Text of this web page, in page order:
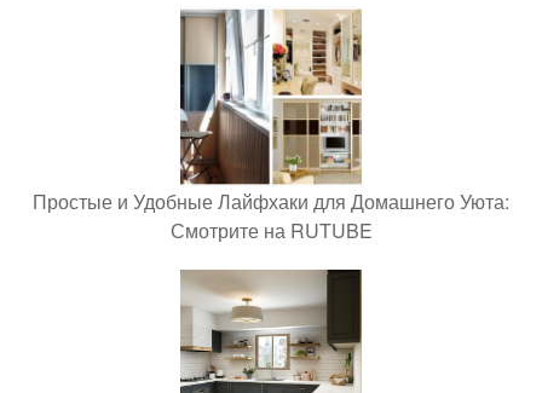
Простые и Удобные Лайфхаки для Домашнего Уюта:
Смотрите на RUTUBE